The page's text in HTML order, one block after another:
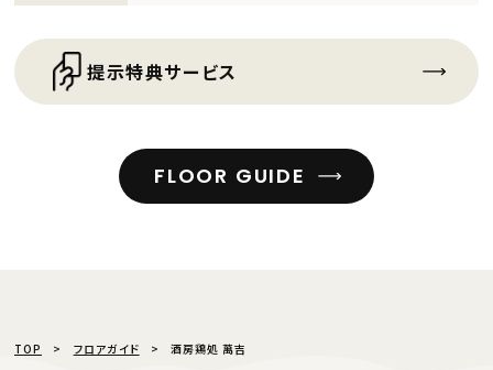
提示特典サービス
FLOOR GUIDE
TOP フロアガイド 酒房鶏処 萬吉